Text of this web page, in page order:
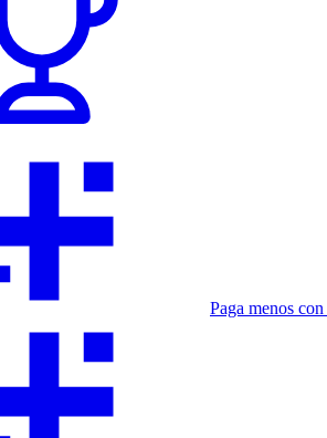
Paga menos